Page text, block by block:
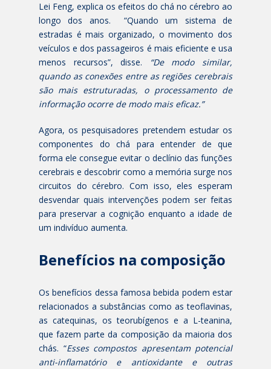
Lei Feng, explica os efeitos do chá no cérebro ao
longo dos anos. “Quando um sistema de
estradas é mais organizado, o movimento dos
veículos e dos passageiros é mais eficiente e usa
menos recursos”, disse.
“De modo similar,
quando as conexões entre as regiões cerebrais
são mais estruturadas, o processamento de
informação ocorre de modo mais eficaz.”
Agora, os pesquisadores pretendem estudar os
componentes do chá para entender de que
forma ele consegue evitar o declínio das funções
cerebrais e descobrir como a memória surge nos
circuitos do cérebro. Com isso, eles esperam
desvendar quais intervenções podem ser feitas
para preservar a cognição enquanto a idade de
um indivíduo aumenta.
Benefícios na composição
Os benefícios dessa famosa bebida podem estar
relacionados a substâncias como as teoflavinas,
as catequinas, os teorubígenos e a L-teanina,
que fazem parte da composição da maioria dos
chás. “Esses compostos apresentam potencial
anti-inflamatório e antioxidante e outras